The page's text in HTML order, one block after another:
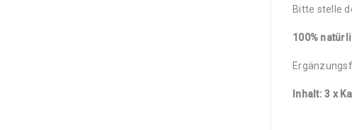
Bitte stelle
100%
Inhalt: 3 x